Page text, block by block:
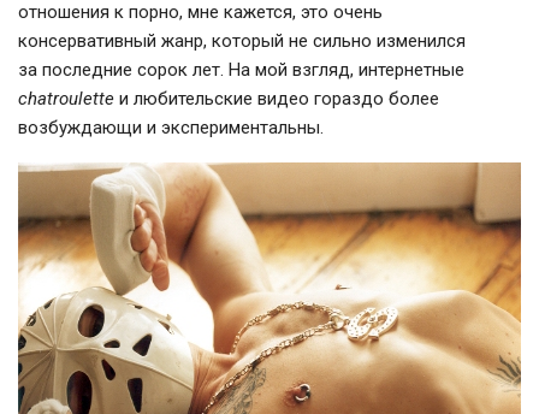
отношения к порно, мне кажется, это очень
консервативный жанр, который не сильно изменился
за последние сорок лет. На мой взгляд, интернетные
chatroulette и любительские видео гораздо более
возбуждающи и экспериментальны.